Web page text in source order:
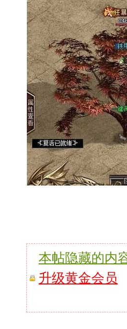
本帖隐藏的内
升级黄金会员